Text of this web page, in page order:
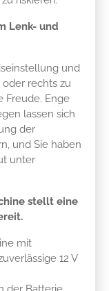
Lenk- und
und
rechts zu
Freude. Enge
lassen sich
der
und Sie haben
unter
stellt eine
mit
12 V